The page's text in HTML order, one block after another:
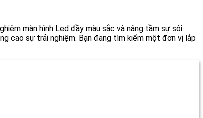
màn hình Led đầy màu sắc và nâng tầm sự sôi
cao sự trải nghiệm. Bạn đang tìm kiếm một đơn vị lắp